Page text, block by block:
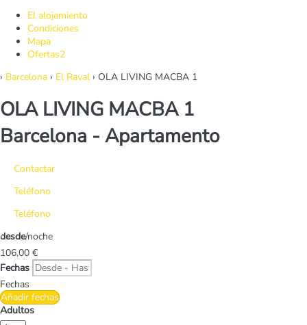
El alojamiento
Condiciones
Mapa
Ofertas2
› Barcelona › El Raval › OLA LIVING MACBA 1
OLA LIVING MACBA 1
Barcelona - Apartamento
Contactar
Teléfono
Teléfono
desde/noche
106,00 €
Fechas
Fechas
Añadir fechas
Adultos